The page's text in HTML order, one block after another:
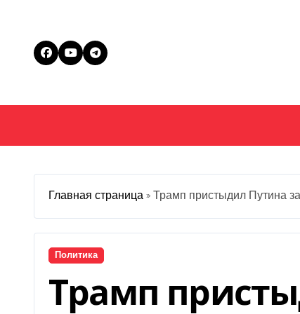
Главная страница » Трамп пристыдил Путина
Политика
Трамп